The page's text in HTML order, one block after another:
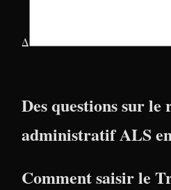
Δ
Des questions sur le
administratif ALS
Comment saisir le